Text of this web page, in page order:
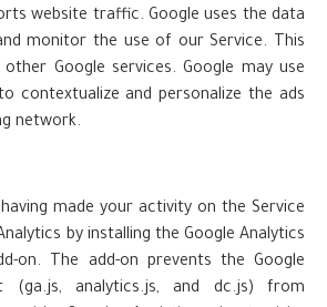
website traffic. Google uses the data
monitor the use of our Service. This
Google services. Google may use
contextualize and personalize the ads
network.
made your activity on the Service
by installing the Google Analytics
on. The add-on prevents the Google
(ga.js, analytics.js, and dc.js) from